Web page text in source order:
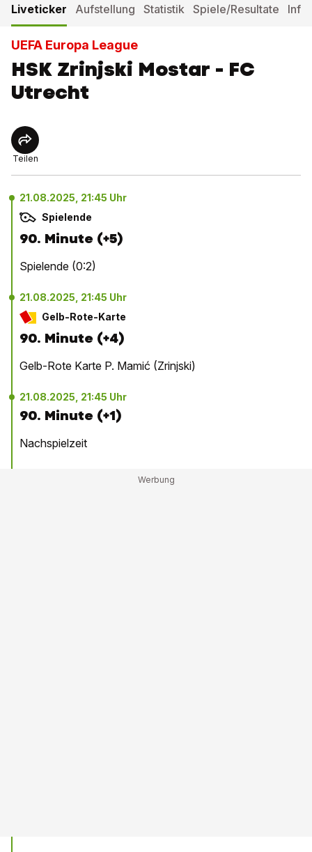
Liveticker Aufstellung Statistik Spiele/Resultate
UEFA Europa League
HSK Zrinjski Mostar - FC
Utrecht
Teilen
21.08.2025, 21:45 Uhr
Spielende
90. Minute (+5)
Spielende (0:2)
21.08.2025, 21:45 Uhr
Gelb-Rote-Karte
90. Minute (+4)
Gelb-Rote Karte P. Mamić (Zrinjski)
21.08.2025, 21:45 Uhr
90. Minute (+1)
Nachspielzeit